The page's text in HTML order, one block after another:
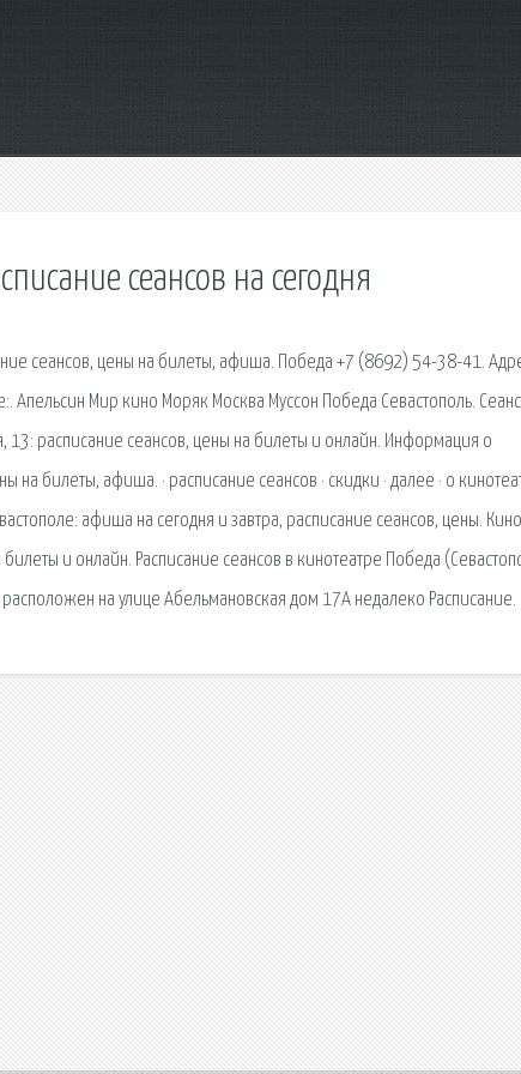
сеансов на сегодня
сеансов, цены на билеты, афиша. Победа +7 (8692) 54-38-41.
Апельсин Мир кино Моряк Москва Муссон Победа Севастополь.
13: расписание сеансов, цены на билеты и онлайн. Информация о
на билеты, афиша. · расписание сеансов · скидки · далее · о
афиша на сегодня и завтра, расписание сеансов, цены.
и онлайн. Расписание сеансов в кинотеатре Победа
на улице Абельмановская дом 17А недалеко Расписание.